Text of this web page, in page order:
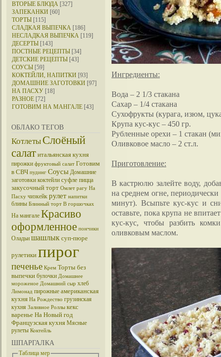
ВТОРЫЕ БЛЮДА [327]
ЗАПЕКАНКИ [60]
ТОРТЫ [115]
СЛАДКАЯ ВЫПЕЧКА [186]
НЕСЛАДКАЯ ВЫПЕЧКА [119]
ДЕСЕРТЫ [143]
ПОСТНЫЕ РЕЦЕПТЫ [34]
ДЕТСКИЕ РЕЦЕПТЫ [43]
СОУСЫ [59]
КОКТЕЙЛИ, НАПИТКИ [93]
ДОМАШНИЕ ЗАГОТОВКИ [97]
НА ПАСХУ [18]
РАЗНОЕ [72]
ГОТОВИМ НА МАНГАЛЕ [43]
ОБЛАКО ТЕГОВ
Котлеты Слоёный
салат итальянская кухня
пирожки фруктовый салат Готовим
в СВЧ пудинг Соусы Домашние
заготовки коктейли суфле пицца
закусочный торт Омлет рагу На
Пасху чизкейк рулет напитки
блины Блинный торт В горшочках
На мангале Красиво
оформленное пончики
Оладьи шашлык суп-пюре
рулетики пирог
печенье Крем Торты без
выпечки булочки Домашнее
мороженое Домашний сыр хлеб
Лимонад пирожные американская
кухня На Рождество грузинская
кухня Заливное Роллы кекс
варенье На Новый год
Французская кухня Мясные
рулеты Коктейль
ШПАРГАЛКА
Таблица мер
Ингредиенты:
Вода – 2 1/3 стакана
Сахар – 1/4 стакана
Сухофрукты (курага, изюм,
Крупа кус-кус – 450 гр.
Рубленные орехи – 1 стакан
Оливковое масло – 2 ст.л.
Приготовление:
В кастрюлю залейте воду,
на среднем огне,
минут). Всыпьте кус-кус и
оставьте, пока крупа не
кус-кус, чтобы разбить
оливковым маслом.